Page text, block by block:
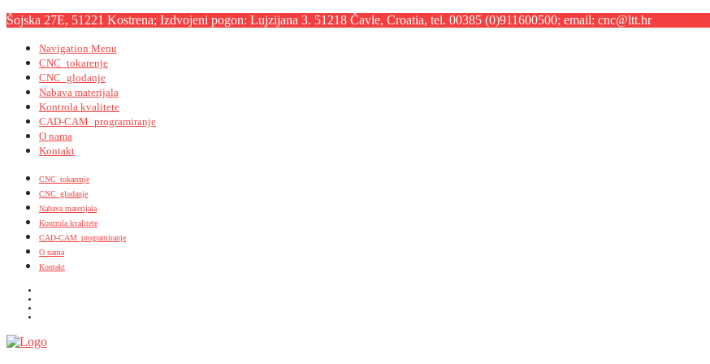
Šojska 27E, 51221 Kostrena; Izdvojeni pogon: Lujzijana 3. 51218 Čavle, Croatia, tel. 00385 (0)911600500; email: cnc@ltt.hrKONTAKT
Navigation Menu
CNC_tokarenje
CNC_glodanje
Nabava materijala
Kontrola kvalitete
CAD-CAM_programiranje
O nama
Kontakt
CNC_tokarenje
CNC_glodanje
Nabava materijala
Kontrola kvalitete
CAD-CAM_programiranje
O nama
Kontakt